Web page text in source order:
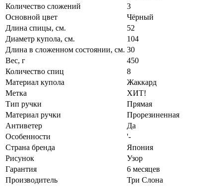
Количество сложений
3
Основной цвет
Чёрный
Длина спицы, см.
52
Диаметр купола, см.
104
Длина в сложенном состоянии, см. 30
Вес, г
450
Количество спиц
8
Материал купола
Жаккард
Метка
ХИТ!
Тип ручки
Прямая
Материал ручки
Прорезиненная
Антиветер
Да
Особенности
'-
Страна бренда
Япония
Рисунок
Узор
Гарантия
6 месяцев
Производитель
Три Слона